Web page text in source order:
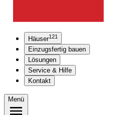
Häuser121
Einzugsfertig bauen
Lösungen
Service & Hilfe
Kontakt
Menü